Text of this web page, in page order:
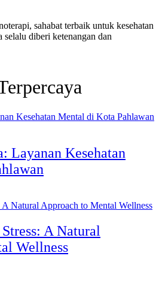
sahabat terbaik untuk kesehatan
diberi ketenangan dan
Layanan Kesehatan
A Natural
Wellness